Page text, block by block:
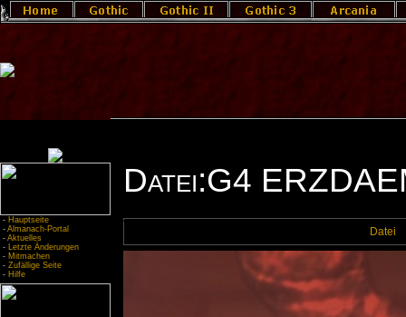
- Hauptseite
- Almanach-Portal
- Aktuelles
- Letzte Änderungen
- Mitmachen
- Zufällige Seite
- Hilfe
Datei:G4
Datei